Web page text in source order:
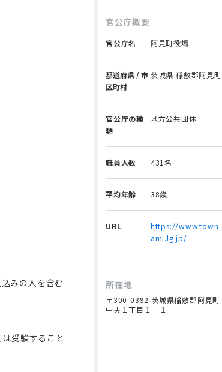
みの人を含む
受験すること
官公庁概要
官公庁名 阿見町役場
都道府県 / 市
区町村
茨城県 稲敷郡阿見町
官公庁の種
類
地方公共団体
職員人数 431名
平均年齢 38歳
URL
https://www.town.
ami.lg.jp/
所在地
〒300-0392 茨城県稲敷郡阿見町
中央１丁目１－１